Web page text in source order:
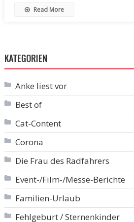
Read More
KATEGORIEN
Anke liest vor
Best of
Cat-Content
Corona
Die Frau des Radfahrers
Event-/Film-/Messe-Berichte
Familien-Urlaub
Fehlgeburt / Sternenkinder